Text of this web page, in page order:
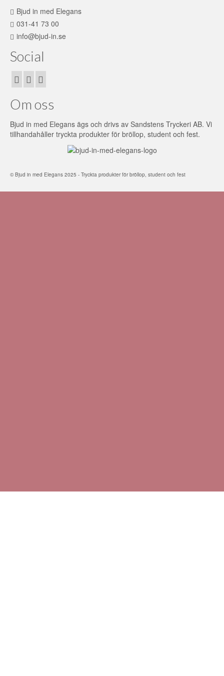
Bjud in med Elegans
031-41 73 00
info@bjud-in.se
Social
Om oss
Bjud in med Elegans ägs och drivs av Sandstens Tryckeri AB. Vi
tillhandahåller tryckta produkter för bröllop, student och fest.
© Bjud in med Elegans 2025 - Tryckta produkter för bröllop, student och fest